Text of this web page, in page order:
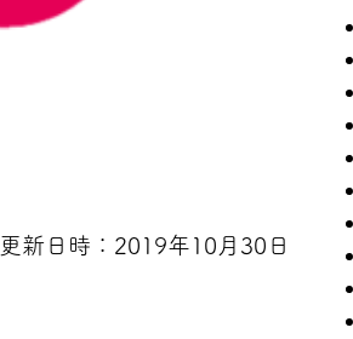
更新日時：2019年10月30日